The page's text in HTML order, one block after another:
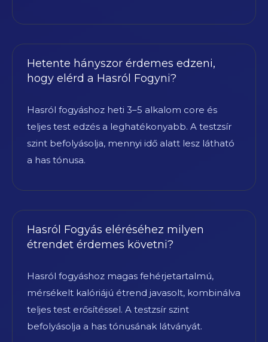
Hetente hányszor érdemes edzeni,
hogy elérd a Hasról Fogyni?
Hasról fogyáshoz heti 3–5 alkalom core és
teljes test edzés a leghatékonyabb. A testzsír
szint befolyásolja, mennyi idő alatt lesz látható
a has tónusa.
Hasról Fogyás eléréséhez milyen
étrendet érdemes követni?
Hasról fogyáshoz magas fehérjetartalmú,
mérsékelt kalóriájú étrend javasolt, kombinálva
teljes test erősítéssel. A testzsír szint
befolyásolja a has tónusának látványát.